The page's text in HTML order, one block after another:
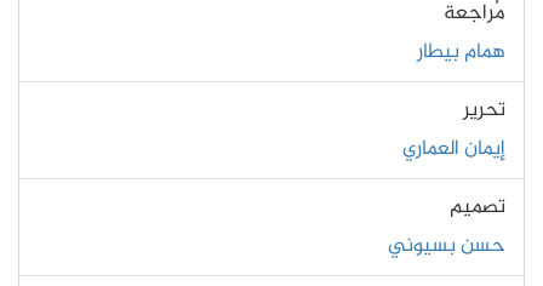
مُراجعة
همام بيطار
تحرير
إيمان العماري
تصميم
حسن بسيوني